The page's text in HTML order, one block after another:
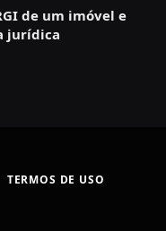
de um imóvel e
jurídica
TERMOS DE USO